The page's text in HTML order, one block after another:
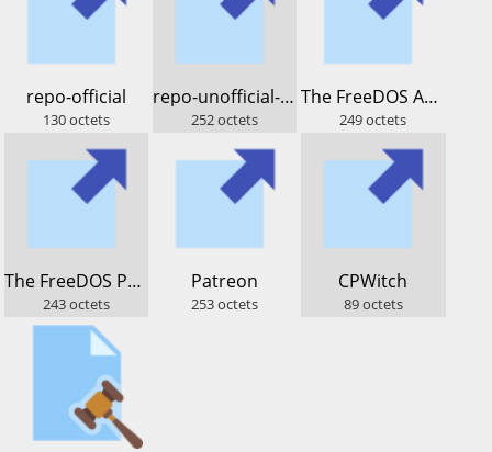
​repo-official
130octets
​repo-unofficial-lod.bz
252octets
​The FreeDOS Archive
249octets
​The FreeDOS Project
243octets
​Patreon
253octets
​CPWitch
89octets